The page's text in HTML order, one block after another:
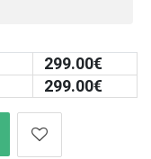
299.00€
299.00€